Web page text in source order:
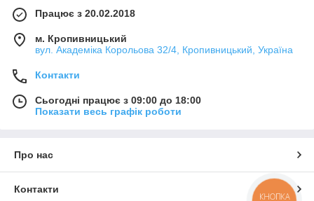
Працює з 20.02.2018
м. Кропивницький
вул. Академіка Корольова 32/4, Кропивницький, Україна
Контакти
Сьогодні працює з 09:00 до 18:00
Показати весь графік роботи
Про нас
Контакти
КНОПКА